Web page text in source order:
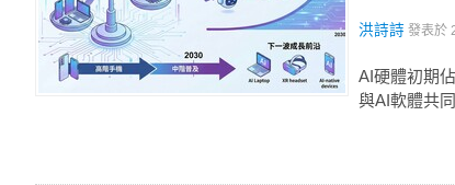
洪詩詩 發表於
AI硬體初期
與AI軟體共